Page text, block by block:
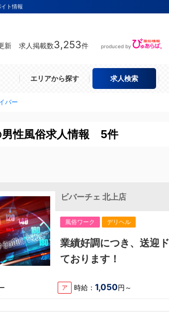
ト情報
新 求人掲載数3,253件 produced by
エリアから探す 求人検索
バー
性風俗求人情報 5件
ビバーチェ 北上店
風俗ワーク デリヘル
業績好調につき、送迎
ております！
ア 時給：1,050円～